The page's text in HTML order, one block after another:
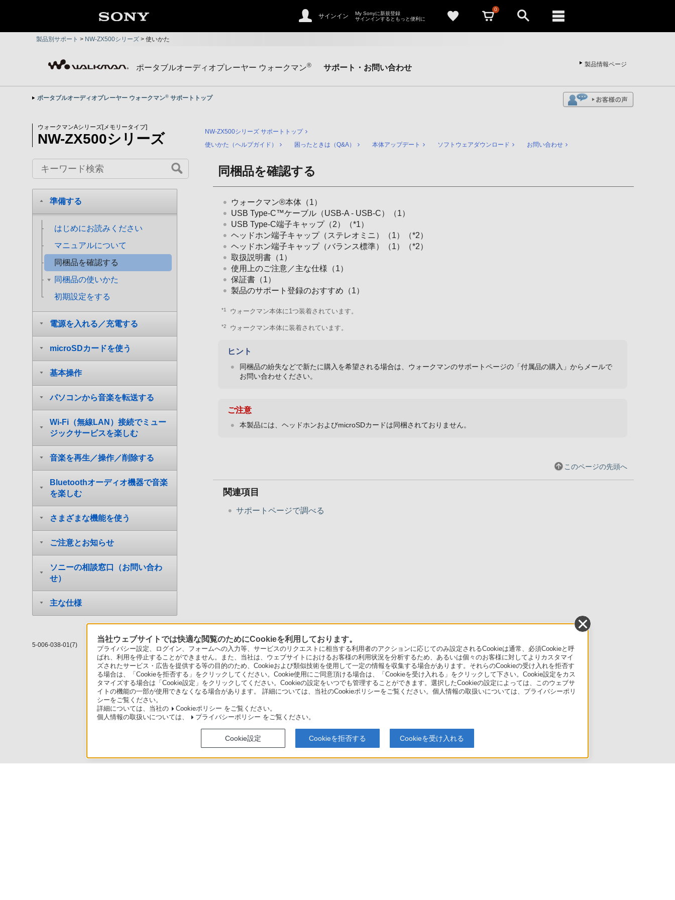
サインイン
My Sonyに新規登録
サインインするともっと便利に
0
製品別サポート > NW-ZX500シリーズ > 使いかた
ポータブルオーディオプレーヤー ウォークマン® サポート・お問い合わせ 製品情報ページ
ポータブルオーディオプレーヤー ウォークマン® サポートトップ
ウォークマンAシリーズ[メモリータイプ]
NW-ZX500シリーズ
NW-ZX500シリーズ サポートトップ
使いかた（ヘルプガイド）
困ったときは（Q&A） 本体アップデート ソフトウェアダウンロード お問い合わせ
準備する
はじめにお読みください
マニュアルについて
同梱品を確認する
同梱品の使いかた
初期設定をする
電源を入れる／充電する
microSDカードを使う
基本操作
パソコンから音楽を転送する
Wi-Fi（無線LAN）接続でミュー
ジックサービスを楽しむ
音楽を再生／操作／削除する
Bluetoothオーディオ機器で音楽
を楽しむ
さまざまな機能を使う
ご注意とお知らせ
ソニーの相談窓口（お問い合わ
せ）
主な仕様
5-006-038-01(7)
同梱品を確認する
ウォークマン®本体（1）
USB Type-C™ケーブル（USB-A - USB-C）（1）
USB Type-C端子キャップ（2）（*1）
ヘッドホン端子キャップ（ステレオミニ）（1）（*2）
ヘッドホン端子キャップ（バランス標準）（1）（*2）
取扱説明書（1）
使用上のご注意／主な仕様（1）
保証書（1）
製品のサポート登録のおすすめ（1）
*1 ウォークマン本体に1つ装着されています。
*2 ウォークマン本体に装着されています。
ヒント
同梱品の紛失などで新たに購入を希望される場合は、ウォークマンのサポートページの「付属品の購入」からメールで
お問い合わせください。
ご注意
本製品には、ヘッドホンおよびmicroSDカードは同梱されておりません。
このページの先頭へ
関連項目
サポートページで調べる
当社ウェブサイトでは快適な閲覧のためにCookieを利用しております。
プライバシー設定、ログイン、フォームへの入力等、サービスのリクエストに相当する利用者のアクションに応じてのみ設定されるCookieは通常、必須Cookieと呼
ばれ、利用を停止することができません。また、当社は、ウェブサイトにおけるお客様の利用状況を分析するため、あるいは個々のお客様に対してよりカスタマイ
ズされたサービス・広告を提供する等の目的のため、Cookieおよび類似技術を使用して一定の情報を収集する場合があります。それらのCookieの受け入れを拒否す
る場合は、「Cookieを拒否する」をクリックしてください。Cookie使用にご同意頂ける場合は、「Cookieを受け入れる」をクリックして下さい。Cookie設定をカス
タマイズする場合は「Cookie設定」をクリックしてください。Cookieの設定をいつでも管理することができます。選択したCookieの設定によっては、このウェブサ
イトの機能の一部が使用できなくなる場合があります。 詳細については、当社のCookieポリシーをご覧ください。個人情報の取扱いについては、プライバシーポリ
シーをご覧ください。
詳細については、当社の
Cookieポリシー をご覧ください。
個人情報の取扱いについては、
プライバシーポリシー をご覧ください。
Cookie設定 Cookieを拒否する Cookieを受け入れる